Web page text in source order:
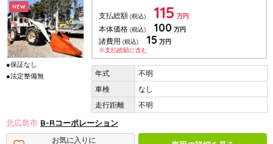
NEW
●保証なし
●法定整備無
支払総額 (税込) 115 万円
本体価格 (税込) 100 万円
諸費用 (税込) 15 万円
※支払総額に含む
不明
なし
不明
北広島市 B-Rコーポレーション
お気に入りに